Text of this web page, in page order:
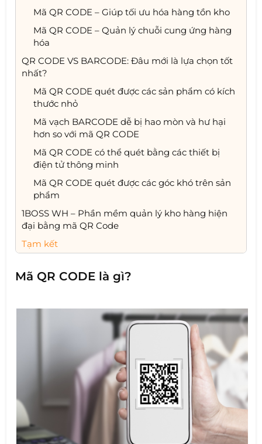
Mã QR CODE – Giúp tối ưu hóa hàng tồn kho
Mã QR CODE – Quản lý chuỗi cung ứng hàng
hóa
QR CODE VS BARCODE: Đâu mới là lựa chọn tốt
nhất?
Mã QR CODE quét được các sản phẩm có kích
thước nhỏ
Mã vạch BARCODE dễ bị hao mòn và hư hại
hơn so với mã QR CODE
Mã QR CODE có thể quét bằng các thiết bị
điện tử thông minh
Mã QR CODE quét được các góc khó trên sản
phẩm
1BOSS WH – Phần mềm quản lý kho hàng hiện
đại bằng mã QR Code
Tạm kết
Mã QR CODE là gì?